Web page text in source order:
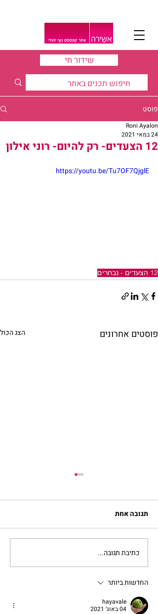
שידור חי
פוסט
12 הצעדים- רק להיום- רוני אילון
Roni Ayalon
24 במאי 2021
https://youtu.be/Tu7OF7QjglE
12 הצעדים - נבחרים
פוסטים אחרונים הצג הכול
מתגעגעות לבית המפגש,
השיעור לתשעה באב | הר'
ימימה מזרחי
תגובה אחת
כתיבת תגובה...
החדשות ביותר
hayavale
04 באוג׳ 2021